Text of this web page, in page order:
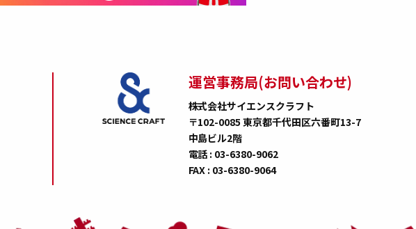
運営事務局(お問い合わせ)
株式会社サイエンスクラフト
〒102-0085 東京都千代田区六番町13-7
中島ビル2階
電話 : 03-6380-9062
FAX : 03-6380-9064